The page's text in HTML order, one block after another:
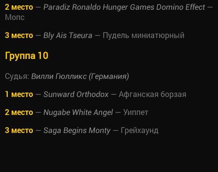
2 место — Paradiz Ronaldo Hunger Games Domino Effect—
Мопс
3 место — Bly Ais Tseura — Пудель миниатюрный
Группа 10
Судья: Вилли Гюлликс (Германия)
1 место — Sunward Orthodox — Афганская борзая
2 место — Nugabe White Angel — Уиппет
3 место — Saga Begins Monty — Грейхаунд